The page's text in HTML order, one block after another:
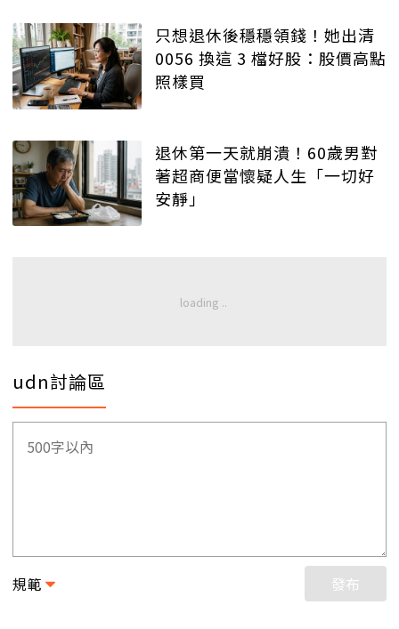
只想退休後穩穩領錢！她出清
0056 換這 3 檔好股：股價高點
照樣買
退休第一天就崩潰！60歲男對
著超商便當懷疑人生「一切好
安靜」
udn討論區
規範 發布